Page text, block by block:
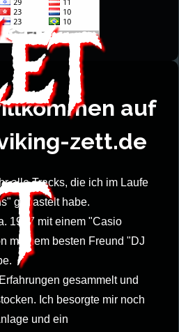
t
auf
zett.de
alle Tracks, die ich im Laufe
gebastelt habe.
1987 mit einem "Casio
meinem besten Freund "DJ
gesammelt und
Ich besorgte mir noch
und ein